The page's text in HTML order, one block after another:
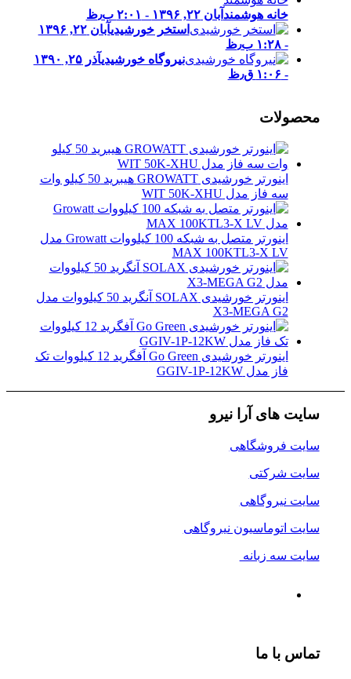
خانه هوشمند آبان ۲۲, ۱۳۹۶ - ۲:۰۱ ب٫ظ
استخر خورشیدی
آبان ۲۲, ۱۳۹۶
- ۱:۲۸ ب٫ظ
نیروگاه خورشیدی
آذر ۲۵, ۱۳۹۰
- ۱:۰۶ ق٫ظ
محصولات
اینورتر خورشیدی GROWATT هیبرید 50 کیلو وات
سه فاز مدل WIT 50K-XHU
اینورتر متصل به شبکه 100 کیلووات Growatt مدل
MAX 100KTL3-X LV
اینورتر خورشیدی SOLAX آنگرید 50 کیلووات مدل
X3-MEGA G2
اینورتر خورشیدی Go Green آفگرید 12 کیلووات تک
فاز مدل GGIV-1P-12KW
سایت های آرا نیرو
سایت فروشگاهی
سایت شرکتی
سایت نیروگاهی
سایت اتوماسیون نیروگاهی
سایت سه زبانه
تماس با ما